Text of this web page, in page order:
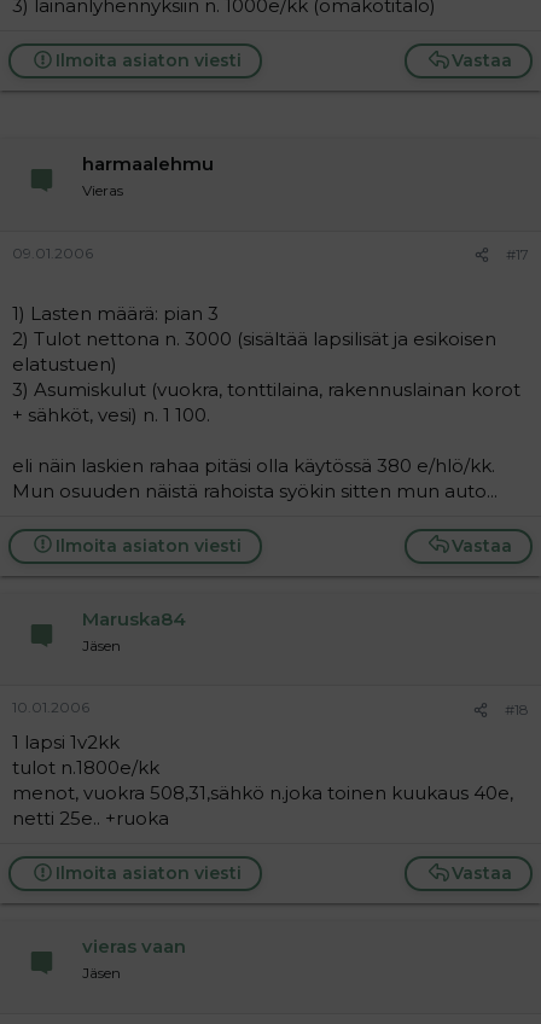
3) lainanlyhennyksiin n. 1000e/kk (omakotitalo)
Vastaa
Ilmoita asiaton viesti
harmaalehmu
Vieras
09.01.2006 #17
1) Lasten määrä: pian 3
2) Tulot nettona n. 3000 (sisältää lapsilisät ja esikoisen
elatustuen)
3) Asumiskulut (vuokra, tonttilaina, rakennuslainan korot
+ sähköt, vesi) n. 1 100.
eli näin laskien rahaa pitäsi olla käytössä 380 e/hlö/kk.
Mun osuuden näistä rahoista syökin sitten mun auto...
Vastaa
Ilmoita asiaton viesti
Maruska84
Jäsen
10.01.2006 #18
1 lapsi 1v2kk
tulot n.1800e/kk
menot, vuokra 508,31,sähkö n.joka toinen kuukaus 40e,
netti 25e.. +ruoka
Vastaa
Ilmoita asiaton viesti
vieras vaan
Jäsen